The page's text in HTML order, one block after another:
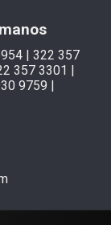
| 322 357
357 3301 |
9759 |